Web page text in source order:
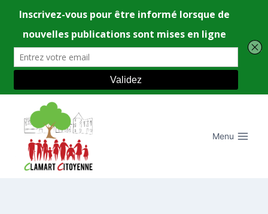
contenu
Menu